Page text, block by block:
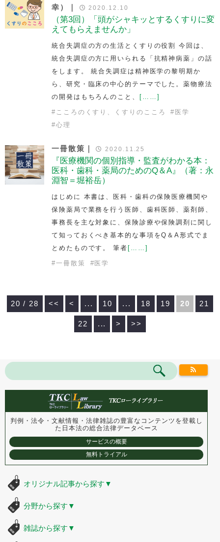
幸）｜ 2020.12.10
（第3回）「頭がシャキッとするくすりに変
えてもらえませんか」
統合失調症の方の生活とくすりの役割 今回は、
統合失調症の方に用いられる「抗精神病薬」の話
をします。 統合失調症は精神医学の黎明期か
ら、研究・臨床の中心的テーマでした。薬物療法
の開発はもちろんのこと、 [……]
# こころのくすり、くすりのこころ # 医学
#心理
一冊散策｜ 2020.11.25
『医療機関の個別指導・監査がわかる本：
医科・歯科・薬局のためのQ＆A』（著：永
淵智＝堀裕岳）
はじめに 本書は、医科・歯科の保険医療機関や
保険薬局で業務を行う医師、歯科医師、薬剤師、
事務長を主な対象に、保険診療や保険調剤に関し
て知っておくべき基本的な事項をQ＆A形式でま
とめたものです。 筆者 [……]
# 一冊散策 #医学
20 / 28 << < ... 10 ... 18 19 20 21
22 ... > >>
判例・法令・文献情報・法律雑誌の豊富なコンテンツを登載し
た 日本法の総合法律データベース
サービスの概要
無料トライアル
オリジナル記事から探す ▼
分野から探す ▼
雑誌から探す ▼